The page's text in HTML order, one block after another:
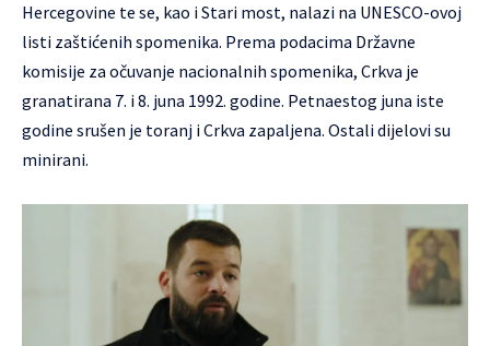
Hercegovine te se, kao i Stari most, nalazi na UNESCO-ovoj
listi zaštićenih spomenika. Prema podacima Državne
komisije za očuvanje nacionalnih spomenika, Crkva je
granatirana 7. i 8. juna 1992. godine. Petnaestog juna iste
godine srušen je toranj i Crkva zapaljena. Ostali dijelovi su
minirani.